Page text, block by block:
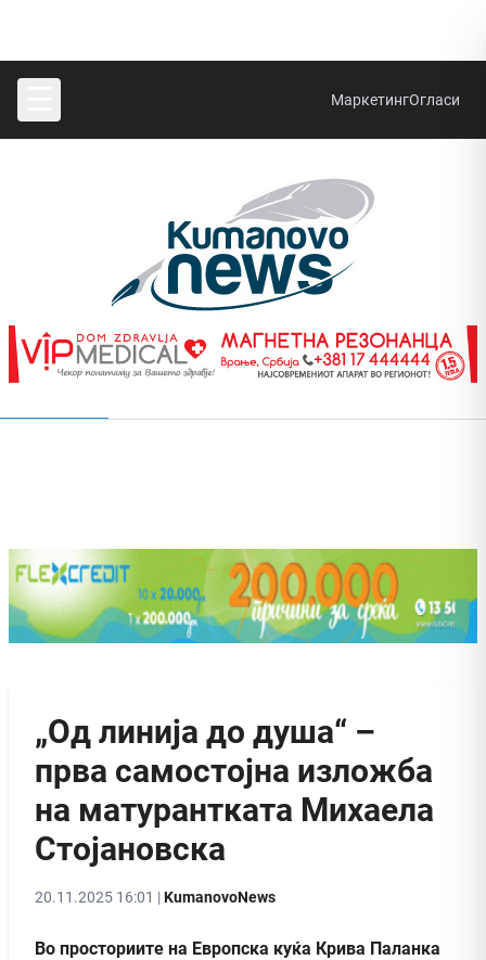
МаркетингОгласи
„Од линија до душа“ –
прва самостојна изложба
на матурантката Михаела
Стојановска
20.11.2025 16:01 |KumanovoNews
Во просториите на Европска куќа Крива Паланка